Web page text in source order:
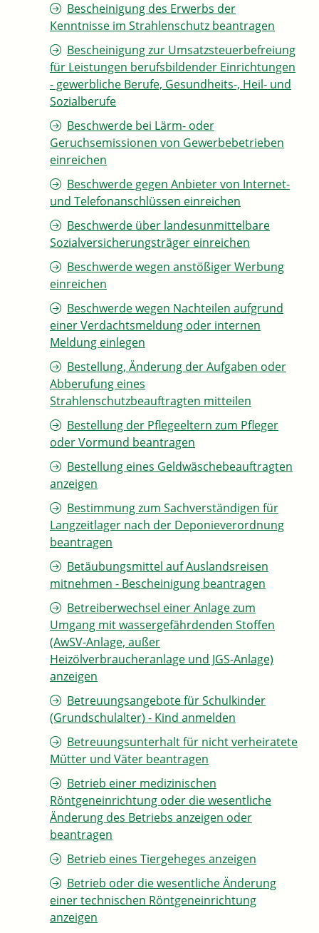
Bescheinigung des Erwerbs der
Kenntnisse im Strahlenschutz beantragen
Bescheinigung zur Umsatzsteuerbefreiung
für Leistungen berufsbildender Einrichtungen
- gewerbliche Berufe, Gesundheits-, Heil- und
Sozialberufe
Beschwerde bei Lärm- oder
Geruchsemissionen von Gewerbebetrieben
einreichen
Beschwerde gegen Anbieter von Internet-
und Telefonanschlüssen einreichen
Beschwerde über landesunmittelbare
Sozialversicherungsträger einreichen
Beschwerde wegen anstößiger Werbung
einreichen
Beschwerde wegen Nachteilen aufgrund
einer Verdachtsmeldung oder internen
Meldung einlegen
Bestellung, Änderung der Aufgaben oder
Abberufung eines
Strahlenschutzbeauftragten mitteilen
Bestellung der Pflegeeltern zum Pfleger
oder Vormund beantragen
Bestellung eines Geldwäschebeauftragten
anzeigen
Bestimmung zum Sachverständigen für
Langzeitlager nach der Deponieverordnung
beantragen
Betäubungsmittel auf Auslandsreisen
mitnehmen - Bescheinigung beantragen
Betreiberwechsel einer Anlage zum
Umgang mit wassergefährdenden Stoffen
(AwSV-Anlage, außer
Heizölverbraucheranlage und JGS-Anlage)
anzeigen
Betreuungsangebote für Schulkinder
(Grundschulalter) - Kind anmelden
Betreuungsunterhalt für nicht verheiratete
Mütter und Väter beantragen
Betrieb einer medizinischen
Röntgeneinrichtung oder die wesentliche
Änderung des Betriebs anzeigen oder
beantragen
Betrieb eines Tiergeheges anzeigen
Betrieb oder die wesentliche Änderung
einer technischen Röntgeneinrichtung
anzeigen